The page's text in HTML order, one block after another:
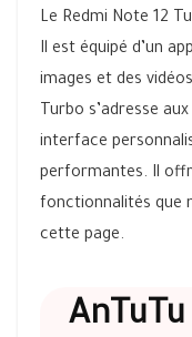
Le Redmi Note 12
Il est équipé d’un
images et des
Turbo s’adresse
interface
performantes. Il
fonctionnalités que
cette page.